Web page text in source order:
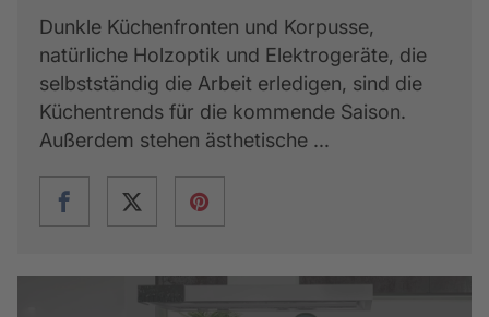
Dunkle Küchenfronten und Korpusse,
natürliche Holzoptik und Elektrogeräte, die
selbstständig die Arbeit erledigen, sind die
Küchentrends für die kommende Saison.
Außerdem stehen ästhetische ...